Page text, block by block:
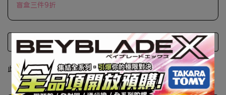
盲盒三件9折
此商品 「 最高 」可以折抵紅利200點 (約等於NT$200)